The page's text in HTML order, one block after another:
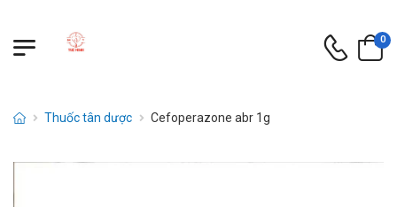
0
Thuốc tân dược Cefoperazone abr 1g